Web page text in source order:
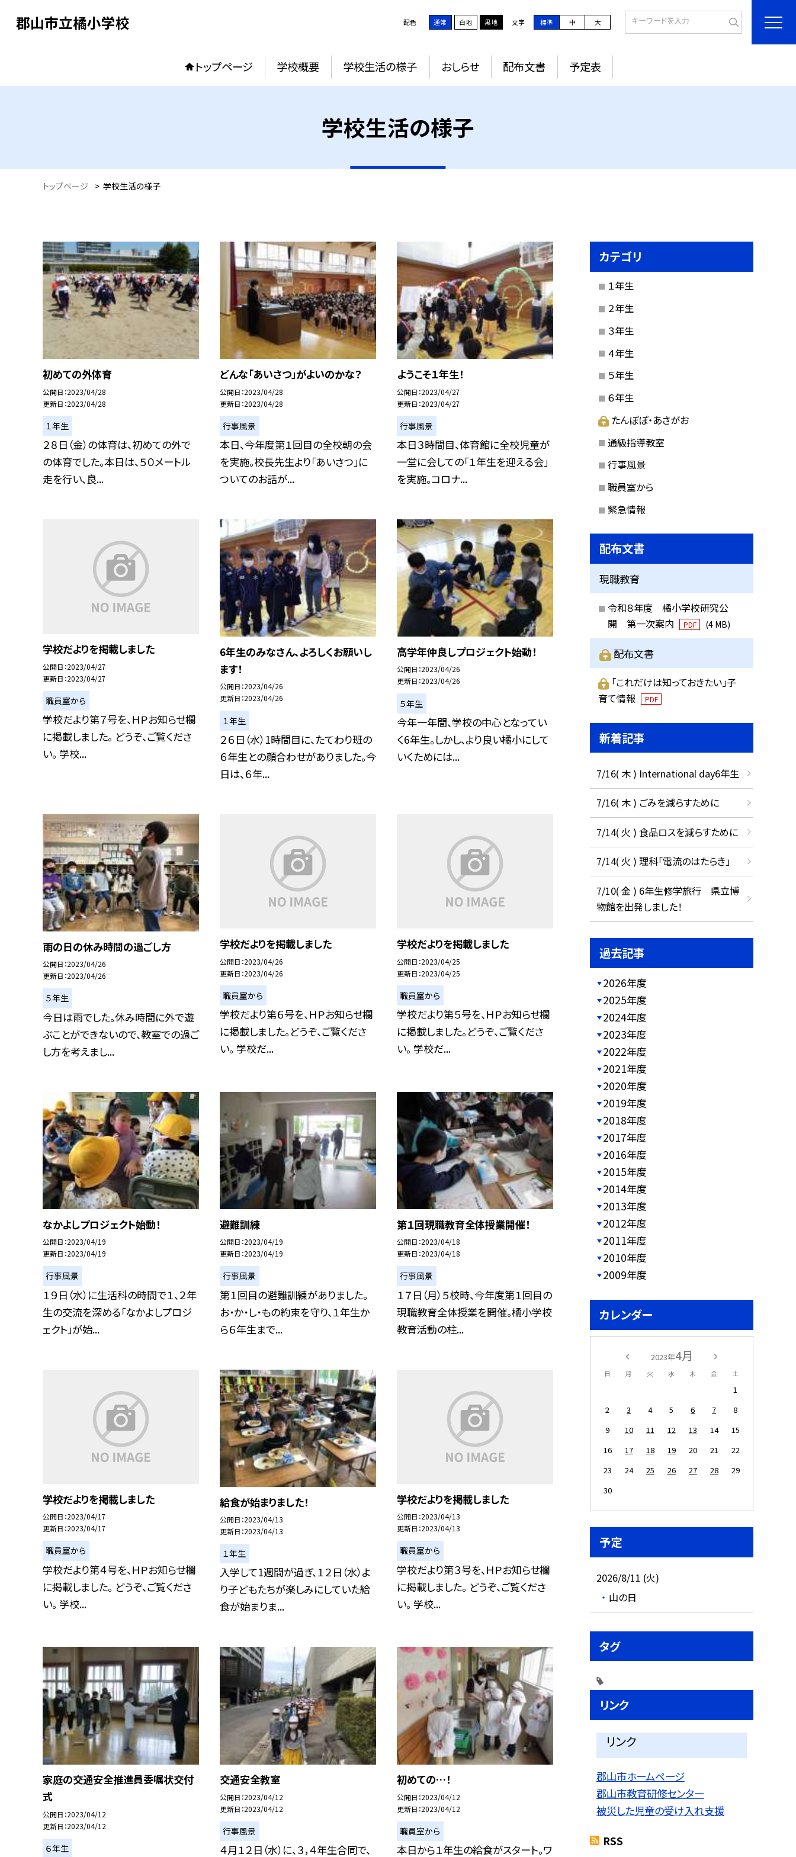
郡山市立橘小学校 配色 通常 白地 黒地 文字 標準 中 大
トップページ 学校概要 学校生活の様子 おしらせ 配布文書 予定表
学校生活の様子
トップページ > 学校生活の様子
初めての外体育
公開日 2023/04/28
更新日 2023/04/28
１年生
２８日（金）の体育は、初めての外で
の体育でした。本日は、５０メートル
走を行い、良...
どんな「あいさつ」がよいのかな？
公開日 2023/04/28
更新日 2023/04/28
行事風景
本日、今年度第１回目の全校朝の会
を実施。校長先生より「あいさつ」に
ついてのお話が...
ようこそ１年生！
公開日 2023/04/27
更新日 2023/04/27
行事風景
本日３時間目、体育館に全校児童が
一堂に会しての「１年生を迎える会」
を実施。コロナ...
学校だよりを掲載しました
公開日 2023/04/27
更新日 2023/04/27
職員室から
学校だより第７号を、ＨＰお知らせ欄
に掲載しました。 どうぞ、ご覧くださ
い。 学校...
6年生のみなさん、よろしくお願いし
ます！
公開日 2023/04/26
更新日 2023/04/26
１年生
２６日（水）1時間目に、たてわり班の
６年生との顔合わせがありました。今
日は、６年...
高学年仲良しプロジェクト始動！
公開日 2023/04/26
更新日 2023/04/26
５年生
今年一年間、学校の中心となってい
く6年生。しかし、より良い橘小にして
いくためには...
雨の日の休み時間の過ごし方
公開日 2023/04/26
更新日 2023/04/26
５年生
今日は雨でした。休み時間に外で遊
ぶことができないので、教室での過ご
し方を考えまし...
学校だよりを掲載しました
公開日 2023/04/26
更新日 2023/04/26
職員室から
学校だより第６号を、ＨＰお知らせ欄
に掲載しました。どうぞ、ご覧くださ
い。 学校だ...
学校だよりを掲載しました
公開日 2023/04/25
更新日 2023/04/25
職員室から
学校だより第５号を、ＨＰお知らせ欄
に掲載しました。どうぞ、ご覧くださ
い。 学校だ...
なかよしプロジェクト始動！
公開日 2023/04/19
更新日 2023/04/19
行事風景
１９日（水）に生活科の時間で１、２年
生の交流を深める「なかよしプロジ
ェクト」が始...
避難訓練
公開日 2023/04/19
更新日 2023/04/19
行事風景
第１回目の避難訓練がありました。
お・か・し・もの約束を守り、１年生か
ら６年生まで...
第１回現職教育全体授業開催！
公開日 2023/04/18
更新日 2023/04/18
行事風景
１７日（月）５校時、今年度第１回目の
現職教育全体授業を開催。橘小学校
教育活動の柱...
学校だよりを掲載しました
公開日 2023/04/17
更新日 2023/04/17
職員室から
学校だより第４号を、ＨＰお知らせ欄
に掲載しました。 どうぞ、ご覧くださ
い。 学校...
給食が始まりました！
公開日 2023/04/13
更新日 2023/04/13
１年生
入学して1週間が過ぎ、１２日（水）よ
り子どもたちが楽しみにしていた給
食が始まりま...
学校だよりを掲載しました
公開日 2023/04/13
更新日 2023/04/13
職員室から
学校だより第３号を、ＨＰお知らせ欄
に掲載しました。 どうぞ、ご覧くださ
い。 学校...
家庭の交通安全推進員委嘱状交付
式
公開日 2023/04/12
更新日 2023/04/12
６年生
交通安全教室
公開日 2023/04/12
更新日 2023/04/12
行事風景
４月１２日（水）に、３，４年生合同で、
初めての…！
公開日 2023/04/12
更新日 2023/04/12
職員室から
本日から１年生の給食がスタート。ワ
カテゴリ
１年生
２年生
３年生
４年生
５年生
６年生
たんぽぽ・あさがお
通級指導教室
行事風景
職員室から
緊急情報
配布文書
現職教育
令和８年度 橘小学校研究公
開 第一次案内
PDF (4 MB)
配布文書
「これだけは知っておきたい」子
育て情報
PDF
新着記事
7/16( 木 ) International day6年生
7/16( 木 ) ごみを減らすために
7/14( 火 ) 食品ロスを減らすために
7/14( 火 ) 理科「電流のはたらき」
7/10( 金 ) 6年生修学旅行 県立博
物館を出発しました！
過去記事
2026年度
2025年度
2024年度
2023年度
2022年度
2021年度
2020年度
2019年度
2018年度
2017年度
2016年度
2015年度
2014年度
2013年度
2012年度
2011年度
2010年度
2009年度
カレンダー
2023年4月
日 月 火 水 木 金 土
1
2
3 4 5 6 7
8
9
10 11 12 13 14
15
16
17 18 19 20 21
22
23
24 25 26 27 28
29
30
予定
2026/8/11 (火)
山の日
タグ
リンク
リンク
郡山市ホームページ
郡山市教育研修センター
被災した児童の受け入れ支援
RSS